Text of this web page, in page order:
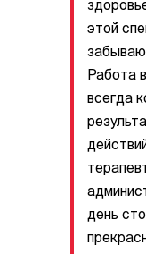
этой
Работа
всегда
день